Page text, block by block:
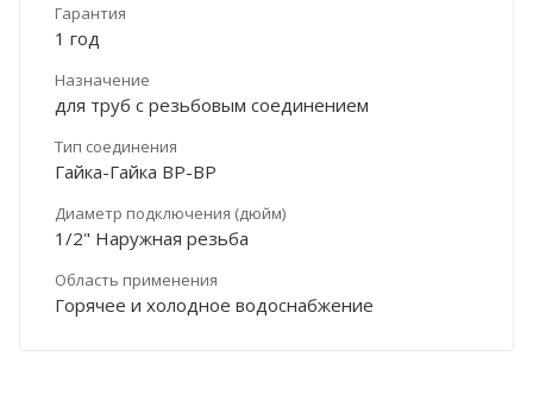
Гарантия
1 год
Назначение
для труб с резьбовым соединением
Тип соединения
Гайка-Гайка ВР-ВР
Диаметр подключения (дюйм)
1/2" Наружная резьба
Область применения
Горячее и холодное водоснабжение